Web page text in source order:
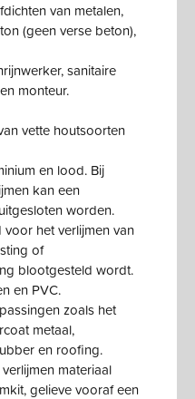
van metalen,
(geen verse beton),
sanitaire
monteur.
vette houtsoorten
en lood. Bij
kan een
worden.
het verlijmen van
of
blootgesteld wordt.
en PVC.
zoals het
metaal,
en roofing.
materiaal
gelieve vooraf een